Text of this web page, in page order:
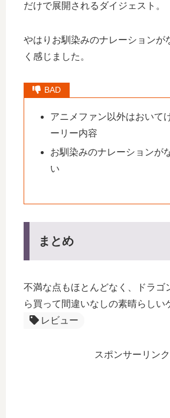
だけで展開されるダイジェスト。
やはりお馴染みのナレーションが
く感じました。
アニメファン以外はおいて
ーリー内容
お馴染みのナレーションが
い
まとめ
不満な点もほとんどなく、ドラゴ
ら買って間違いなしの素晴らしい
レビュー
スポンサーリンク